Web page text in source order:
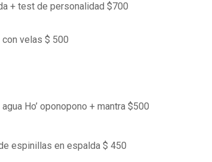
+ test de personalidad $700
velas $ 500
Ho’ oponopono + mantra $500
espinillas en espalda $ 450